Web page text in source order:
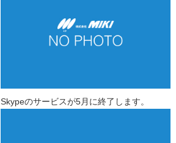
Skypeのサービスが5月に終了します。